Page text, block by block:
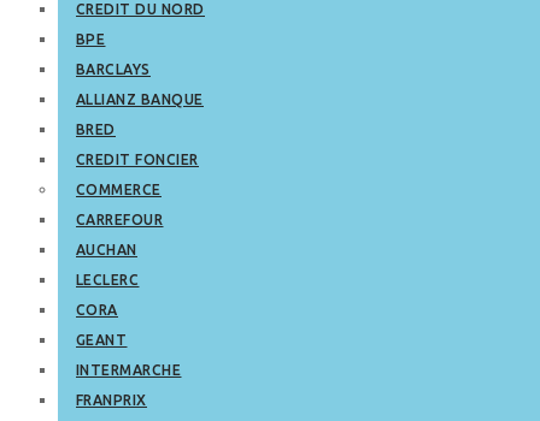
CREDIT DU NORD
BPE
BARCLAYS
ALLIANZ BANQUE
BRED
CREDIT FONCIER
COMMERCE
CARREFOUR
AUCHAN
LECLERC
CORA
GEANT
INTERMARCHE
FRANPRIX